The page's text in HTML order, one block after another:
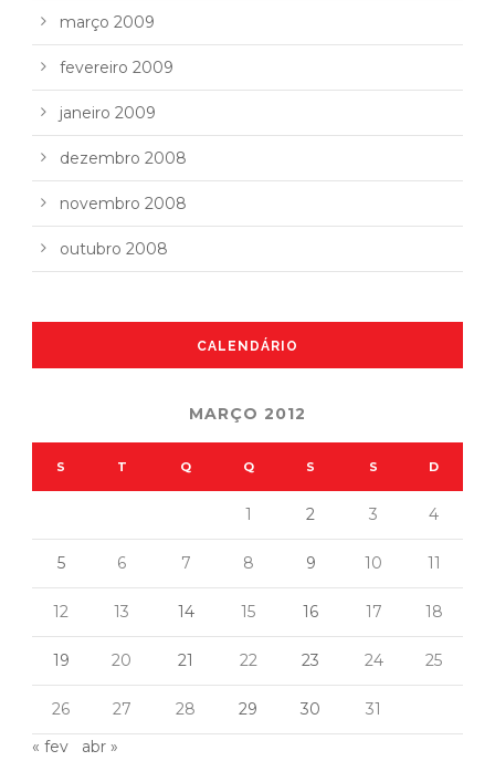
março 2009
fevereiro 2009
janeiro 2009
dezembro 2008
novembro 2008
outubro 2008
CALENDÁRIO
MARÇO 2012
S T Q Q S S D
1 2 3 4
5 6 7 8 9 10 11
12 13 14 15 16 17 18
19 20 21 22 23 24 25
26 27 28 29 30
31
« fev
abr »